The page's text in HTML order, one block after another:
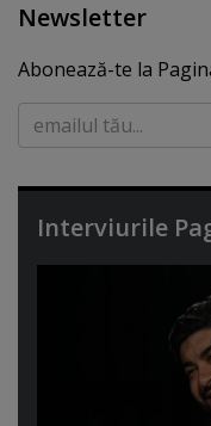
Newsletter
Abonează-te la
Interviurile